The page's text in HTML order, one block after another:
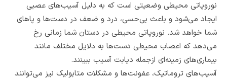
نوروپاتی محیطی وضعیتی است که به دلیل آسیب‌های عصبی
ایجاد می‌شود و باعث بی‌حسی، درد و ضعف در دست‌ها و پاهای
شما خواهد شد. نوروپاتی محیطی در دستان شما زمانی رخ
می‌دهد که اعصاب محیطی دست‌ها به دلایل مختلف مانند
بیماری‌های زمینه‌ای ازجمله دیابت آسیب ببینند.
آسیب‌های تروماتیک، عفونت‌ها و مشکلات متابولیک نیز می‌توانند